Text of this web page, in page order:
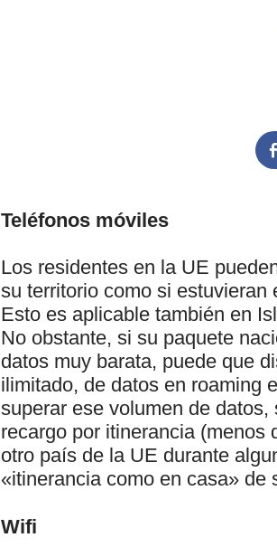
Teléfonos móviles
Los residentes en la UE
su territorio como si
Esto es aplicable también en
No obstante, si su paquete
datos muy barata, puede que
ilimitado, de datos en roaming
superar ese volumen de
recargo por itinerancia (menos
otro país de la UE durante
«itinerancia como en casa» de
Wifi